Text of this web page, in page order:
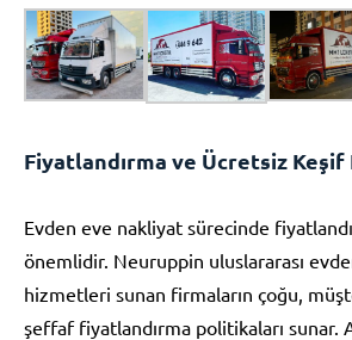
Fiyatlandırma ve Ücretsiz
Evden eve nakliyat sürecinde
önemlidir. Neuruppin uluslararası
hizmetleri sunan firmaların çoğu,
şeffaf fiyatlandırma politikaları sunar.